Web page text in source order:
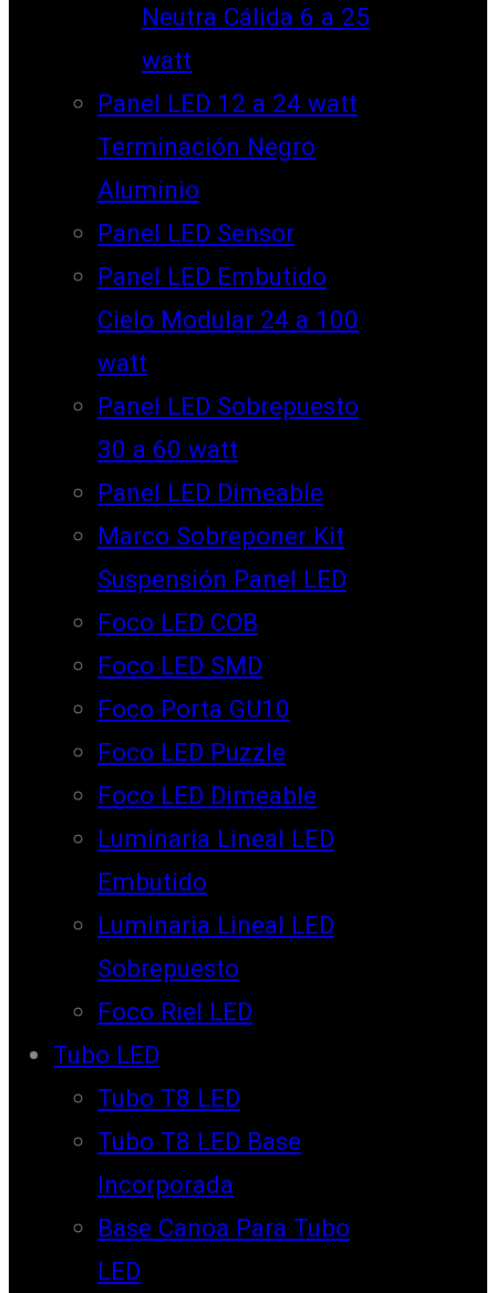
Neutra Cálida 6 a 25
watt
Panel LED 12 a 24 watt
Terminación Negro
Aluminio
Panel LED Sensor
Panel LED Embutido
Cielo Modular 24 a 100
watt
Panel LED Sobrepuesto
30 a 60 watt
Panel LED Dimeable
Marco Sobreponer Kit
Suspensión Panel LED
Foco LED COB
Foco LED SMD
Foco Porta GU10
Foco LED Puzzle
Foco LED Dimeable
Luminaria Lineal LED
Embutido
Luminaria Lineal LED
Sobrepuesto
Foco Riel LED
Tubo LED
Tubo T8 LED
Tubo T8 LED Base
Incorporada
Base Canoa Para Tubo
LED